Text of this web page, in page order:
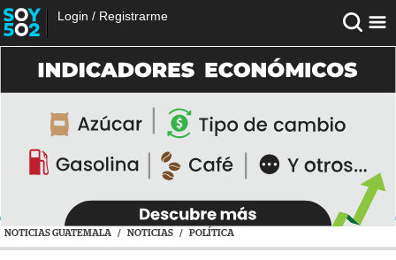
Login / Registrarme
NOTICIAS GUATEMALA / NOTICIAS / POLÍTICA